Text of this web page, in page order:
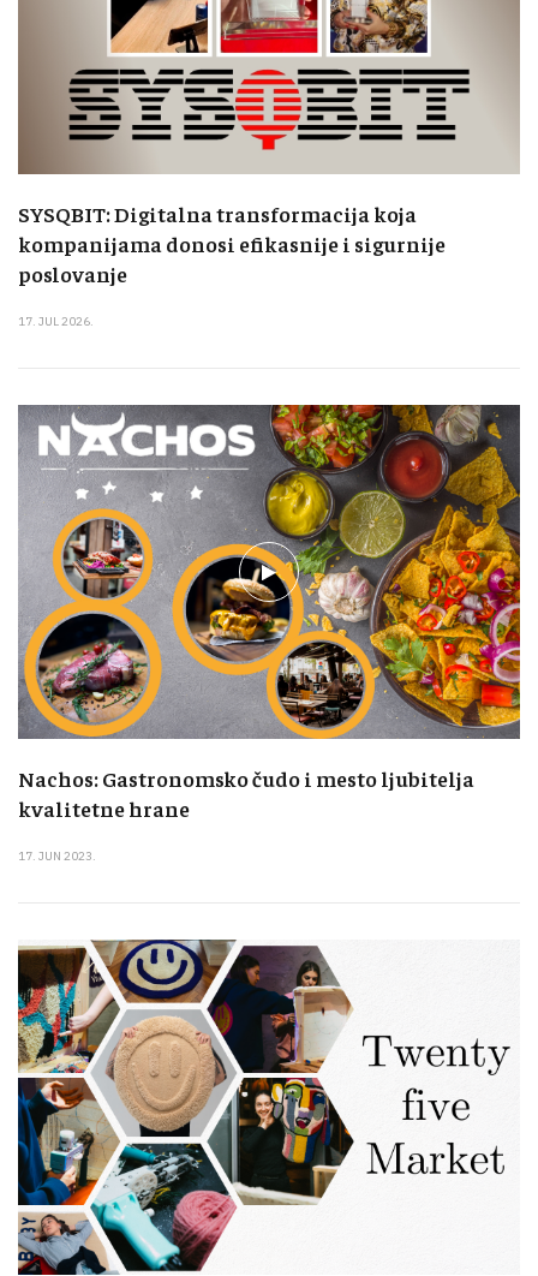
SYSQBIT: Digitalna transformacija koja
kompanijama donosi efikasnije i sigurnije
poslovanje
17. JUL 2026.
play
Nachos: Gastronomsko čudo i mesto ljubitelja
kvalitetne hrane
17. JUN 2023.